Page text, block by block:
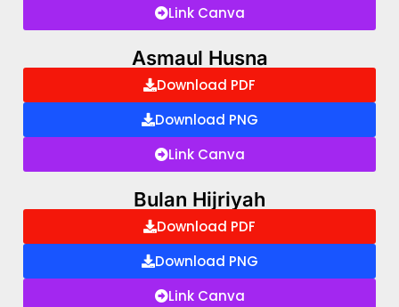
Link Canva
Asmaul Husna
Download PDF
Download PNG
Link Canva
Bulan Hijriyah
Download PDF
Download PNG
Link Canva